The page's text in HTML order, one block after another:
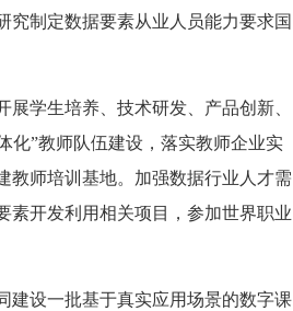
究制定数据要素从业人员能力要求国
学生培养、技术研发、产品创新、
化”教师队伍建设，落实教师企业实
教师培训基地。加强数据行业人才需
素开发利用相关项目，参加世界职业
建设一批基于真实应用场景的数字课